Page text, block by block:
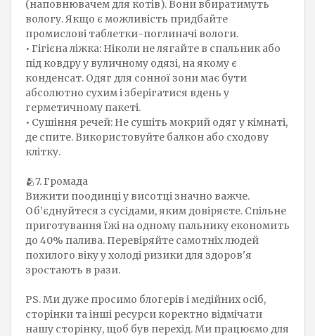
(наповнювачем для котів). Вони вбиратимуть
вологу. Якщо є можливість придбайте
промислові таблетки-поглиначі вологи.
• Гігієна ліжка: Ніколи не лягайте в спальник або
під ковдру у вуличному одязі, на якому є
конденсат. Одяг для сонної зони має бути
абсолютно сухим і зберігатися вдень у
герметичному пакеті.
• Сушіння речей: Не сушіть мокрий одяг у кімнаті,
де спите. Використовуйте балкон або сходову
клітку.
🫂7. Громада
Вижити поодинці у висотці значно важче.
Об’єднуйтеся з сусідами, яким довіряєте. Спільне
приготування їжі на одному пальнику економить
до 40% палива. Перевіряйте самотніх людей
похилого віку у холоді ризики для здоров'я
зростають в рази.
PS. Ми дуже просимо блогерів і медійних осіб,
сторінки та інші ресурси коректно відмічати
нашу сторінку, щоб був перехід. Ми працюємо для